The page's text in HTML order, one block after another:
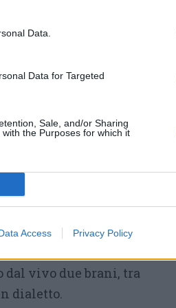
Data.
Data for Targeted
Sale, and/or Sharing
the Purposes for which it
Access Privacy Policy
il processo creativo
come gran parte del
all’interno del loro
nuove idee e
forma a brani
contemporanea.
dal vivo due brani, tra
dialetto.